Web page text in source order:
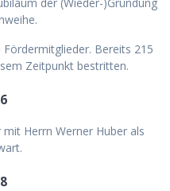
Bereits 215
Zeitpunkt bestritten.
Herrn Werner Huber als